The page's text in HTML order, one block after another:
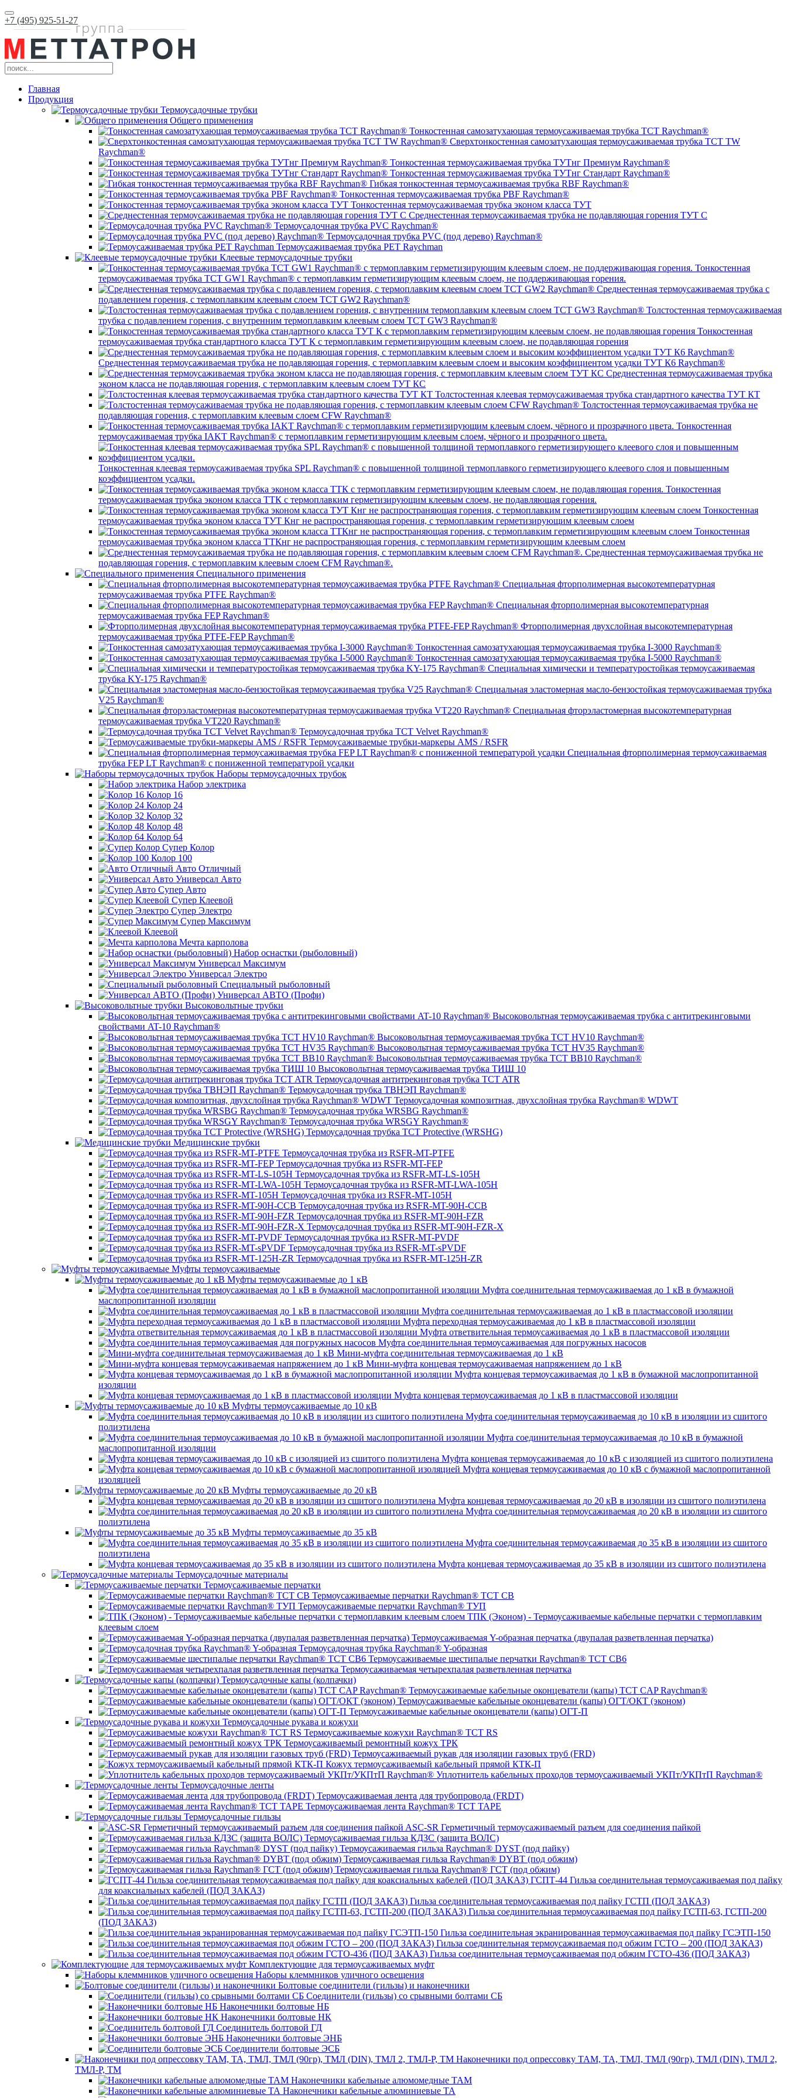
+7 (495) 925-51-27
Главная
Продукция
Термоусадочные трубки
Общего применения
Тонкостенная самозатухающая термоусаживаемая трубка ТCT Raychman®
Сверхтонкостенная самозатухающая термоусаживаемая трубка ТCT TW
Raychman®
Тонкостенная термоусаживаемая трубка ТУТнг Премиум Raychman®
Тонкостенная термоусаживаемая трубка ТУТнг Стандарт Raychman®
Гибкая тонкостенная термоусаживаемая трубка RBF Raychman®
Тонкостенная термоусаживаемая трубка PBF Raychman®
Тонкостенная термоусаживаемая трубка эконом класса ТУТ
Среднестенная термоусаживаемая трубка не подавляющая горения ТУТ С
Термоусадочная трубка PVC Raychman®
Термоусадочная трубка PVC (под дерево) Raychman®
Термоусаживаемая трубка PET Raychman
Клеевые термоусадочные трубки
Тонкостенная
термоусаживаемая трубка TCT GW1 Raychman® с термоплавким герметизирующим клеевым слоем, не поддерживающая горения.
Среднестенная термоусаживаемая трубка c
подавлением горения, с термоплавким клеевым слоем TCT GW2 Raychman®
Толстостенная термоусаживаемая
трубка c подавлением горения, с внутренним термоплавким клеевым слоем TCT GW3 Raychman®
Тонкостенная
термоусаживаемая трубка стандартного класса ТУТ К с термоплавким герметизирующим клеевым слоем, не подавляющая горения
Среднестенная термоусаживаемая трубка не подавляющая горения, с термоплавким клеевым слоем и высоким коэффициентом усадки ТУТ К6 Raychman®
Среднестенная термоусаживаемая трубка
эконом класса не подавляющая горения, с термоплавким клеевым слоем ТУТ КС
Толстостенная клеевая термоусаживаемая трубка стандартного качества ТУТ КТ
Толстостенная термоусаживаемая трубка не
подавляющая горения, с термоплавким клеевым слоем CFW Raychman®
Тонкостенная
термоусаживаемая трубка IAKT Raychman® с термоплавким герметизирующим клеевым слоем, чёрного и прозрачного цвета.
Тонкостенная клеевая термоусаживаемая трубка SPL Raychman® с повышенной толщиной термоплавкого герметизирующего клеевого слоя и повышенным
коэффициентом усадки.
Тонкостенная
термоусаживаемая трубка эконом класса ТТК с термоплавким герметизирующим клеевым слоем, не подавляющая горения.
Тонкостенная
термоусаживаемая трубка эконом класса ТУТ Кнг не распространяющая горения, с термоплавким герметизирующим клеевым слоем
Тонкостенная
термоусаживаемая трубка эконом класса ТТКнг не распространяющая горения, с термоплавким герметизирующим клеевым слоем
Среднестенная термоусаживаемая трубка не
подавляющая горения, с термоплавким клеевым слоем CFM Raychman®.
Специального применения
Специальная фторполимерная высокотемпературная
термоусаживаемая трубка PTFE Raychman®
Специальная фторполимерная высокотемпературная
термоусаживаемая трубка FEP Raychman®
Фторполимерная двухслойная высокотемпературная
термоусаживаемая трубка PTFE-FEP Raychman®
Тонкостенная самозатухающая термоусаживаемая трубка I-3000 Raychman®
Тонкостенная самозатухающая термоусаживаемая трубка I-5000 Raychman®
Специальная химически и температуростойкая термоусаживаемая
трубка KY-175 Raychman®
Специальная эластомерная масло-бензостойкая термоусаживаемая трубка
V25 Raychman®
Специальная фторэластомерная высокотемпературная
термоусаживаемая трубка VT220 Raychman®
Термоусадочная трубка TCT Velvet Raychman®
Термоусаживаемые трубки-маркеры AMS / RSFR
Специальная фторполимерная термоусаживаемая
трубка FEP LT Raychman® с пониженной температурой усадки
Наборы термоусадочных трубок
Набор электрика
Колор 16
Колор 24
Колор 32
Колор 48
Колор 64
Супер Колор
Колор 100
Авто Отличный
Универсал Авто
Супер Авто
Супер Клеевой
Супер Электро
Супер Максимум
Клеевой
Мечта карполова
Набор оснастки (рыболовный)
Универсал Максимум
Универсал Электро
Специальный рыболовный
Универсал АВТО (Профи)
Высоковольтные трубки
Высоковольтная термоусаживаемая трубка с антитрекинговыми
свойствами AT-10 Raychman®
Высоковольтная термоусаживаемая трубка TCT HV10 Raychman®
Высоковольтная термоусаживаемая трубка TCT HV35 Raychman®
Высоковольтная термоусаживаемая трубка TCT BB10 Raychman®
Высоковольтная термоусаживаемая трубка ТИШ 10
Термоусадочная антитрекинговая трубка TCT ATR
Термоусадочная трубка ТВНЭП Raychman®
Термоусадочная композитная, двухслойная трубка Raychman® WDWT
Термоусадочная трубка WRSBG Raychman®
Термоусадочная трубка WRSGY Raychman®
Термоусадочная трубка TCT Protective (WRSHG)
Медицинские трубки
Термоусадочная трубка из RSFR-MT-PTFE
Термоусадочная трубка из RSFR-MT-FEP
Термоусадочная трубка из RSFR-MT-LS-105H
Термоусадочная трубка из RSFR-MT-LWA-105H
Термоусадочная трубка из RSFR-MT-105H
Термоусадочная трубка из RSFR-MT-90H-CCB
Термоусадочная трубка из RSFR-MT-90H-FZR
Термоусадочная трубка из RSFR-MT-90H-FZR-X
Термоусадочная трубка из RSFR-MT-PVDF
Термоусадочная трубка из RSFR-MT-sPVDF
Термоусадочная трубка из RSFR-MT-125H-ZR
Муфты термоусаживаемые
Муфты термоусаживаемые до 1 кВ
Муфта соединительная термоусаживаемая до 1 кВ в бумажной
маслопропитанной изоляции
Муфта соединительная термоусаживаемая до 1 кВ в пластмассовой изоляции
Муфта переходная термоусаживаемая до 1 кВ в пластмассовой изоляции
Муфта ответвительная термоусаживаемая до 1 кВ в пластмассовой изоляции
Муфта соединительная термоусаживаемая для погружных насосов
Мини-муфта соединительная термоусаживаемая до 1 кВ
Мини-муфта концевая термоусаживаемая напряжением до 1 кВ
Муфта концевая термоусаживаемая до 1 кВ в бумажной маслопропитанной
изоляции
Муфта концевая термоусаживаемая до 1 кВ в пластмассовой изоляции
Муфты термоусаживаемые до 10 кВ
Муфта соединительная термоусаживаемая до 10 кВ в изоляции из сшитого
полиэтилена
Муфта соединительная термоусаживаемая до 10 кВ в бумажной
маслопропитанной изоляции
Муфта концевая термоусаживаемая до 10 кВ с изоляцией из сшитого полиэтилена
Муфта концевая термоусаживаемая до 10 кВ с бумажной маслопропитанной
изоляцией
Муфты термоусаживаемые до 20 кВ
Муфта концевая термоусаживаемая до 20 кВ в изоляции из сшитого полиэтилена
Муфта соединительная термоусаживаемая до 20 кВ в изоляции из сшитого
полиэтилена
Муфты термоусаживаемые до 35 кВ
Муфта соединительная термоусаживаемая до 35 кВ в изоляции из сшитого
полиэтилена
Муфта концевая термоусаживаемая до 35 кВ в изоляции из сшитого полиэтилена
Термоусадочные материалы
Термоусаживаемые перчатки
Термоусаживаемые перчатки Raychman® TCT CB
Термоусаживаемые перчатки Raychman® ТУП
ТПК (Эконом) - Термоусаживаемые кабельные перчатки с термоплавким
клеевым слоем
Термоусаживаемая Y-образная перчатка (двупалая разветвленная перчатка)
Термоусадочная трубка Raychman® Y-образная
Термоусаживаемые шестипалые перчатки Raychman® ТСТ СВ6
Термоусаживаемая четырехпалая разветвленная перчатка
Термоусадочные капы (колпачки)
Термоусаживаемые кабельные оконцеватели (капы) ТCT CAP Raychman®
Термоусаживаемые кабельные оконцеватели (капы) ОГТ/ОКТ (эконом)
Термоусаживаемые кабельные оконцеватели (капы) ОГТ-П
Термоусадочные рукава и кожухи
Термоусаживаемые кожухи Raychman® TCT RS
Термоусаживаемый ремонтный кожух ТРК
Термоусаживаемый рукав для изоляции газовых труб (FRD)
Кожух термоусаживаемый кабельный прямой КТК-П
Уплотнитель кабельных проходов термоусаживаемый УКПт/УКПтП Raychman®
Термоусадочные ленты
Термоусаживаемая лента для трубопровода (FRDT)
Термоусаживаемая лента Raychman® TCT TAPE
Термоусадочные гильзы
ASC‐SR Герметичный термоусаживаемый разъем для соединения пайкой
Термоусаживаемая гильза КДЗС (защита ВОЛС)
Термоусаживаемая гильза Raychman® DYST (под пайку)
Термоусаживаемая гильза Raychman® DYBT (под обжим)
Термоусаживаемая гильза Raychman® ГСТ (под обжим)
ГСПТ-44 Гильза соединительная термоусаживаемая под пайку
для коаксиальных кабелей (ПОД ЗАКАЗ)
Гильза соединительная термоусаживаемая под пайку ГСТП (ПОД ЗАКАЗ)
Гильза соединительная термоусаживаемая под пайку ГСТП-63, ГСТП-200
(ПОД ЗАКАЗ)
Гильза соединительная экранированная термоусаживаемая под пайку ГСЭТП-150
Гильза соединительная термоусаживаемая под обжим ГСТО – 200 (ПОД ЗАКАЗ)
Гильза соединительная термоусаживаемая под обжим ГСТО-436 (ПОД ЗАКАЗ)
Комплектующие для термоусаживаемых муфт
Наборы клеммников уличного освещения
Болтовые соединители (гильзы) и наконечники
Соединители (гильзы) со срывными болтами СБ
Наконечники болтовые НБ
Наконечники болтовые НК
Соединитель болтовой ГД
Наконечники болтовые ЭНБ
Соединители болтовые ЭСБ
Наконечники под опрессовку ТАМ, ТА, ТМЛ, ТМЛ (90гр), ТМЛ (DIN), ТМЛ 2,
ТМЛ-Р, ТМ
Наконечники кабельные алюмомедные ТАМ
Наконечники кабельные алюминиевые ТА